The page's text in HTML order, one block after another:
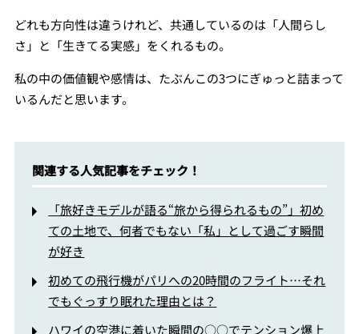
どれも方向性は違うけれど、共通しているのは「人間らし
さ」と「生きてる実感」をくれるもの。
私の中の価値観や感情は、たぶんこの3つにぎゅっと詰まって
いるんだと思います。
関連する人気記事をチェック！
「旅好きモデルが語る“旅から得られるもの”」初め
ての土地で、何者でもない「私」として過ごす瞬間
が好き
初めての飛行機がパリへの20時間のフライト…それ
でもぐっすり眠れた理由とは？
ハワイの空港に着いた瞬間の○○でテンション爆上